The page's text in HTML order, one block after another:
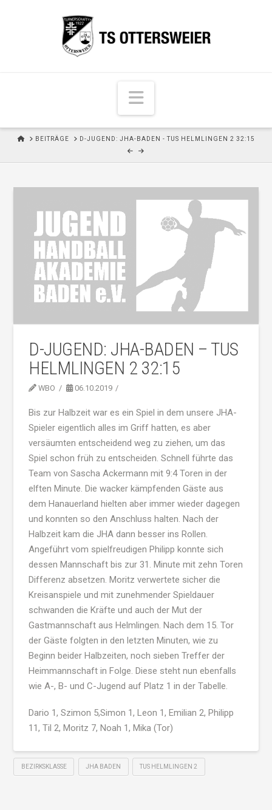
N
a
v
i
g
a
t
H
E
BEITRÄGE D-JUGEND: JHA-BADEN - TUS HELMLINGEN 2 32:15
D-JUGEND: JHA-BADEN – TUS
HELMLINGEN 2 32:15
WBO 06.10.2019
Bis zur Halbzeit war es ein Spiel in dem unsere JHA-
Spieler eigentlich alles im Griff hatten, es aber
versäumten entscheidend weg zu ziehen, um das
Spiel schon früh zu entscheiden. Schnell führte das
Team von Sascha Ackermann mit 9:4 Toren in der
elften Minute. Die wacker kämpfenden Gäste aus
dem Hanauerland hielten aber immer wieder dagegen
und konnten so den Anschluss halten. Nach der
Halbzeit kam die JHA dann besser ins Rollen.
Angeführt vom spielfreudigen Philipp konnte sich
dessen Mannschaft bis zur 31. Minute mit zehn Toren
Differenz absetzen. Moritz verwertete sicher die
Kreisanspiele und mit zunehmender Spieldauer
schwanden die Kräfte und auch der Mut der
Gastmannschaft aus Helmlingen. Nach dem 15. Tor
der Gäste folgten in den letzten Minuten, wie zu
Beginn beider Halbzeiten, noch sieben Treffer der
Heimmannschaft in Folge. Diese steht nun ebenfalls
wie A-, B- und C-Jugend auf Platz 1 in der Tabelle.
Dario 1, Szimon 5,Simon 1, Leon 1, Emilian 2, Philipp
11, Til 2, Moritz 7, Noah 1, Mika (Tor)
BEZIRKSKLASSE JHA BADEN TUS HELMLINGEN 2